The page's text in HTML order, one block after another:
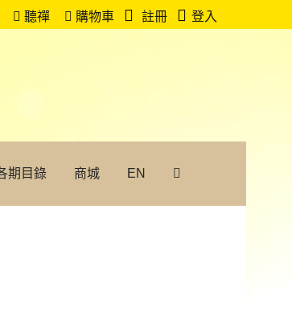
聽禪 購物車 註冊 登入
期目錄 商城 EN